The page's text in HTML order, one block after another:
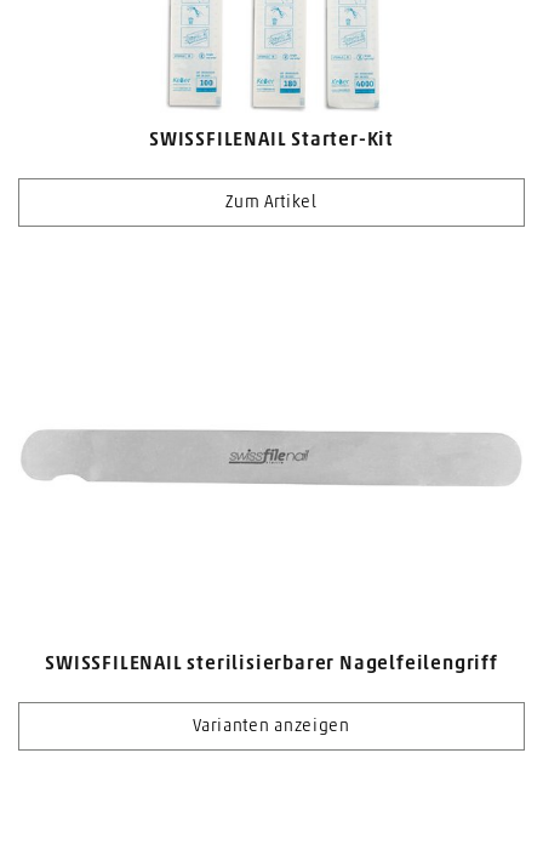
SWISSFILENAIL Starter-Kit
Zum Artikel
SWISSFILENAIL sterilisierbarer Nagelfeilengriff
Varianten anzeigen